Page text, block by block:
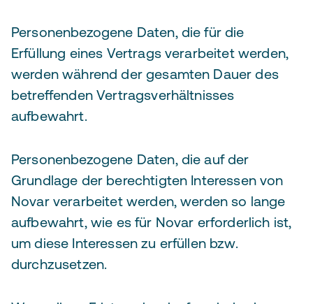
Personenbezogene Daten, die für die
Erfüllung eines Vertrags verarbeitet werden,
werden während der gesamten Dauer des
betreffenden Vertragsverhältnisses
aufbewahrt.
Personenbezogene Daten, die auf der
Grundlage der berechtigten Interessen von
Novar verarbeitet werden, werden so lange
aufbewahrt, wie es für Novar erforderlich ist,
um diese Interessen zu erfüllen bzw.
durchzusetzen.